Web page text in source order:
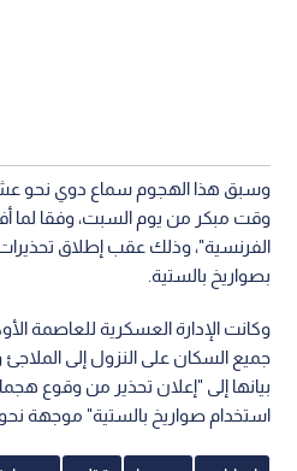
وسبق هذا الهجوم سماع دوي نحو
وقت مبكر من يوم السبت، وفقا لما
الفرنسية"، وذلك عقب إطلاق
بصواريخ بالستية.
وكانت الإدارة العسكرية للعاصمة
جميع السكان على النزول إلى الملاجئ
بيانها إلى "إعلان تحذير من وقوع
استخدام صواريخ بالستية" موجهة